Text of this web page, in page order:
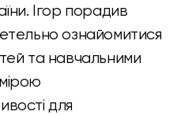
Ігор порадив
ознайомитися
та навчальними
для